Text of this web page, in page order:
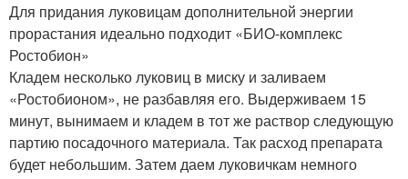
Для придания луковицам дополнительной энергии
прорастания идеально подходит «БИО-комплекс
Ростобион»
Кладем несколько луковиц в миску и заливаем
«Ростобионом», не разбавляя его. Выдерживаем 15
минут, вынимаем и кладем в тот же раствор следующую
партию посадочного материала. Так расход препарата
будет небольшим. Затем даем луковичкам немного